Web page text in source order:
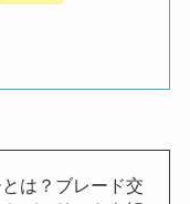
は？ブレード交